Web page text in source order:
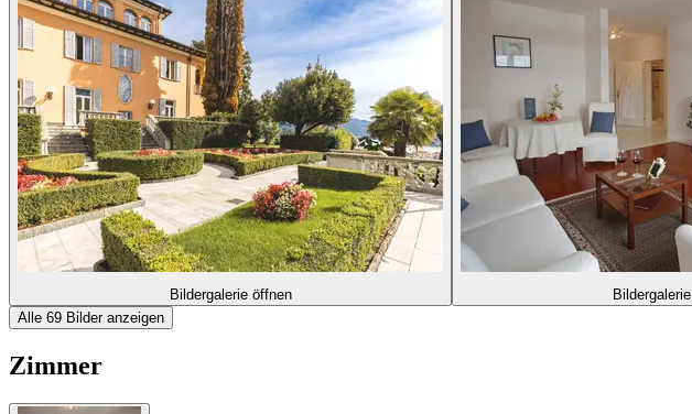
Bildergalerie öffnen
Alle 69 Bilder anzeigen
Zimmer